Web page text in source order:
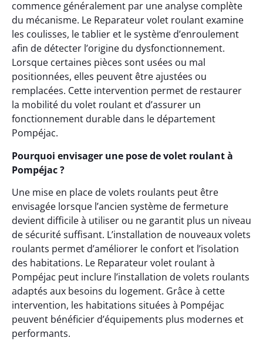
commence généralement par une analyse complète
du mécanisme. Le Reparateur volet roulant examine
les coulisses, le tablier et le système d’enroulement
afin de détecter l’origine du dysfonctionnement.
Lorsque certaines pièces sont usées ou mal
positionnées, elles peuvent être ajustées ou
remplacées. Cette intervention permet de restaurer
la mobilité du volet roulant et d’assurer un
fonctionnement durable dans le département
Pompéjac.
Pourquoi envisager une pose de volet roulant à
Pompéjac ?
Une mise en place de volets roulants peut être
envisagée lorsque l’ancien système de fermeture
devient difficile à utiliser ou ne garantit plus un niveau
de sécurité suffisant. L’installation de nouveaux volets
roulants permet d’améliorer le confort et l’isolation
des habitations. Le Reparateur volet roulant à
Pompéjac peut inclure l’installation de volets roulants
adaptés aux besoins du logement. Grâce à cette
intervention, les habitations situées à Pompéjac
peuvent bénéficier d’équipements plus modernes et
performants.